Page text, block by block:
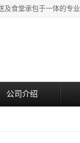
公司介绍